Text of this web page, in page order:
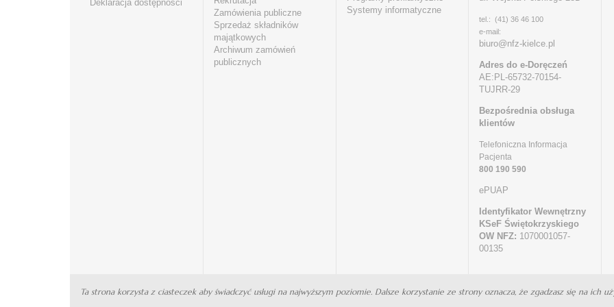
Deklaracja dostępności
Zamówienia publiczne
Sprzedaż składników
majątkowych
Archiwum zamówień
publicznych
Systemy informatyczne
tel.: (41) 36 46 100
e-mail:
biuro@nfz-kielce.pl
Adres do e-Doręczeń
AE:PL-65732-70154-
TUJRR-29
Bezpośrednia obsługa
klientów
Telefoniczna Informacja
Pacjenta
800 190 590
ePUAP
Identyfikator Wewnętrzny
KSeF Świętokrzyskiego
OW NFZ: 1070001057-
00135
Ta strona korzysta z ciasteczek aby świadczyć usługi na najwyższym poziomie. Dalsze korzystanie ze strony oznacza, że zgadzasz się na ich